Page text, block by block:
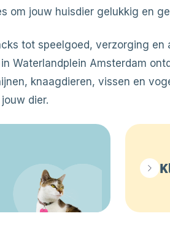
om jouw huisdier gelukkig en
tot speelgoed, verzorging en
Waterlandplein Amsterdam
knaagdieren, vissen en
dier.